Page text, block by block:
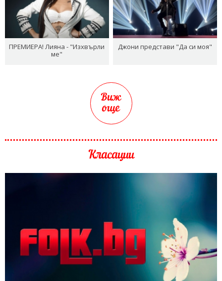
ПРЕМИЕРА! Лияна - "Изхвърли
ме"
Джони представи "Да си моя"
Виж
още
Класации